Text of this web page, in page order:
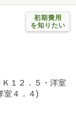
初期費用
を知りたい
１２．５・洋室
室４．４)